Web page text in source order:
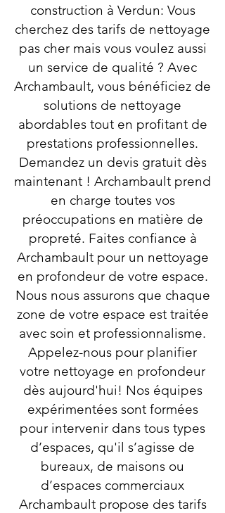
construction à Verdun: Vous
cherchez des tarifs de nettoyage
pas cher mais vous voulez aussi
un service de qualité ? Avec
Archambault, vous bénéficiez de
solutions de nettoyage
abordables tout en profitant de
prestations professionnelles.
Demandez un devis gratuit dès
maintenant ! Archambault prend
en charge toutes vos
préoccupations en matière de
propreté. Faites confiance à
Archambault pour un nettoyage
en profondeur de votre espace.
Nous nous assurons que chaque
zone de votre espace est traitée
avec soin et professionnalisme.
Appelez-nous pour planifier
votre nettoyage en profondeur
dès aujourd'hui! Nos équipes
expérimentées sont formées
pour intervenir dans tous types
d’espaces, qu'il s’agisse de
bureaux, de maisons ou
d’espaces commerciaux
Archambault propose des tarifs